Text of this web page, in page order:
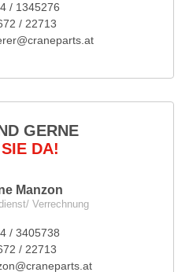
/ 1345276
/ 22713
GERNE
DA!
Manzon
Verrechnung
/ 3405738
/ 22713